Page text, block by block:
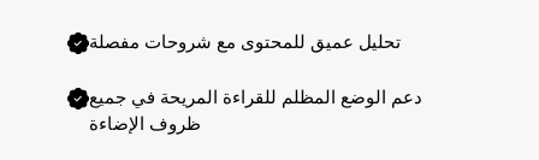
تحليل عميق للمحتوى مع شروحات مفصلة
دعم الوضع المظلم للقراءة المريحة في جميع
ظروف الإضاءة